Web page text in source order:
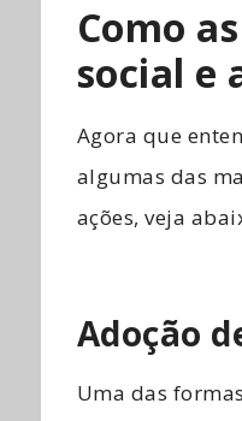
Como
social e
Agora que
algumas das
ações, veja
Adoção
Uma das